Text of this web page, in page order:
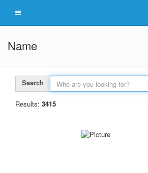
Name
Search
Results: 3415